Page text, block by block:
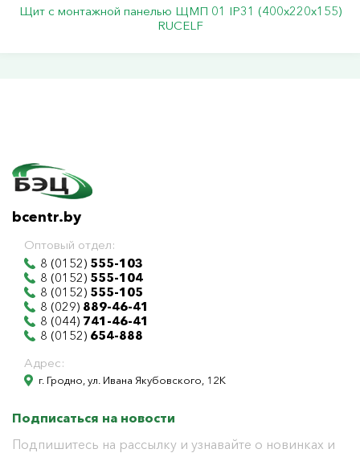
Щит с монтажной панелью ЩМП 01 IP31 (400х220х155)
RUCELF
bcentr.by
Оптовый отдел:
8 (0152) 555-103
8 (0152) 555-104
8 (0152) 555-105
8 (029) 889-46-41
8 (044) 741-46-41
8 (0152) 654-888
Адрес:
г. Гродно, ул. Ивана Якубовского, 12К
Подписаться на новости
Подпишитесь на рассылку и узнавайте о новинках и